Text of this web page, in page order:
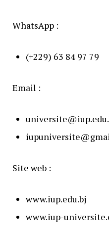
WhatsApp :
(+229) 63 84 97 79
Email :
Site web :
www.iup.edu.bj
www.iup-